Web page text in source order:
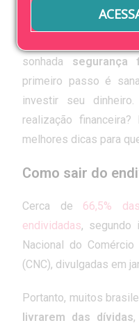
Como sair
melhorar
Início
Como sair do
finanças?
sonhada segurança
primeiro passo é
investir seu
realização financeira?
melhores dicas para
Como sair do
Cerca de 66,5%
endividadas, segundo
Nacional do
(CNC), divulgadas em
Portanto, muitos
livrarem das dívidas,